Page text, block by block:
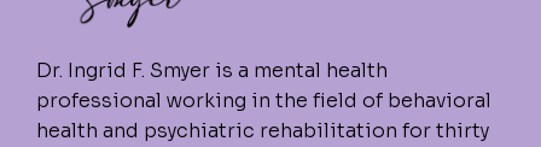
Dr. Ingrid F. Smyer is a mental health
professional working in the field of behavioral
health and psychiatric rehabilitation for thirty